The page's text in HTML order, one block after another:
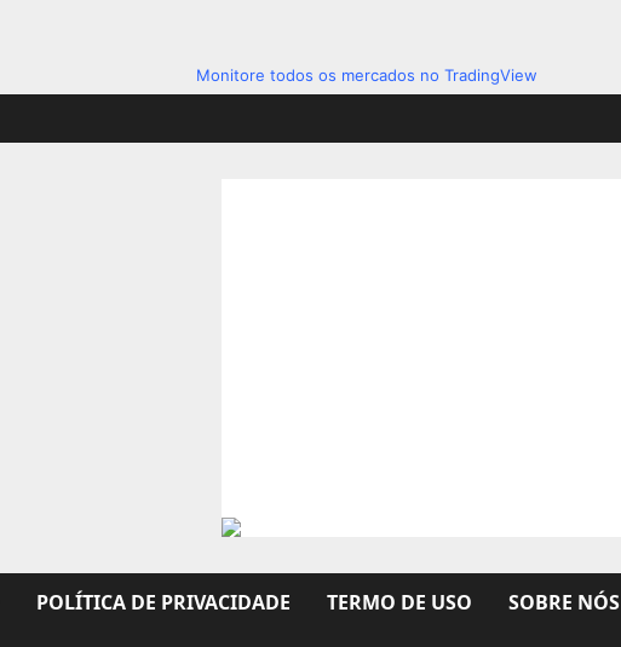
Monitore todos os mercados no TradingView
POLÍTICA DE PRIVACIDADE TERMO DE USO SOBRE NÓS